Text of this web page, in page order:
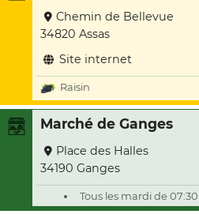
Chemin de Bellevue
34820 Assas
Site internet
Raisin
Marché de Ganges
Place des Halles
34190 Ganges
Tous les mardi de 07:30